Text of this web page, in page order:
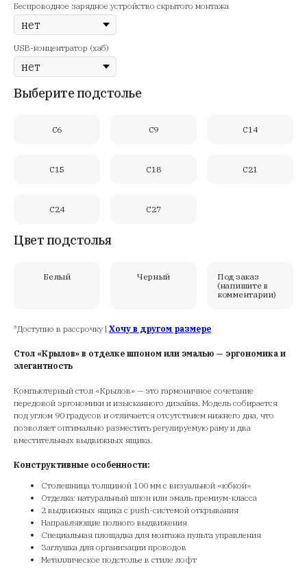
Беспроводное зарядное устройство скрытого монтажа
USB-концентратор (хаб)
Выберите подстолье
C6 C9 C14
C15 C18 C21
C24 C27
Цвет подстолья
Белый Черный
Под заказ
(напишите в
комментарии)
*Доступно в рассрочку | Хочу в другом размере
Стол «Крылов» в отделке шпоном или эмалью — эргономика и
элегантность
Компьютерный стол «Крылов» — это гармоничное сочетание
передовой эргономики и изысканного дизайна. Модель собирается
под углом 90 градусов и отличается отсутствием нижнего дна, что
позволяет оптимально разместить регулируемую раму и два
вместительных выдвижных ящика.
Конструктивные особенности:
Столешница толщиной 100 мм с визуальной «юбкой»
Отделка: натуральный шпон или эмаль премиум-класса
2 выдвижных ящика с push-системой открывания
Направляющие полного выдвижения
Специальная площадка для монтажа пульта управления
Заглушка для организации проводов
Металлическое подстолье в стиле лофт